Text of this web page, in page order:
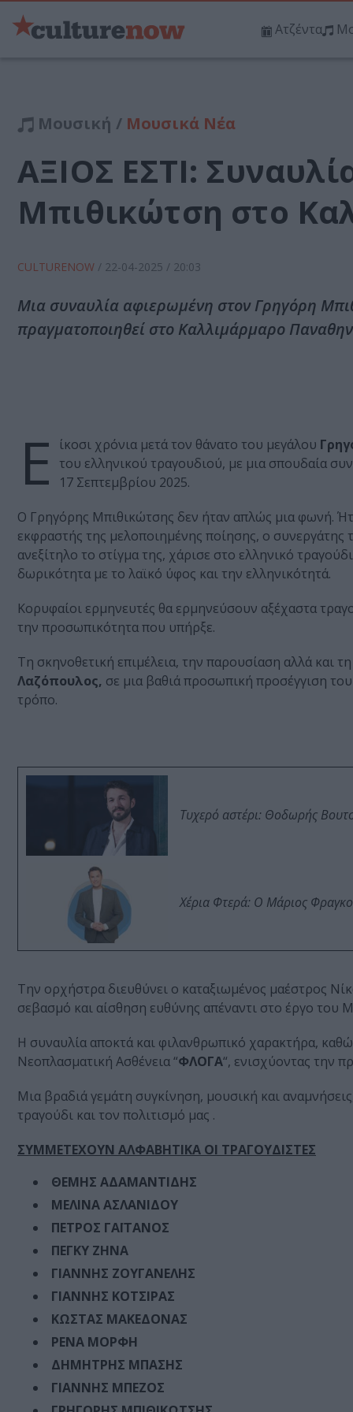
Ατζέντα
Μουσική / Μουσικά Νέα
ΑΞΙΟΣ ΕΣΤΙ:
Μπιθικώτση στο
CULTURENOW / 22-04-2025 / 20:03
Μια συναυλία αφιερωμένη στον Γρηγόρη
πραγματοποιηθεί στο Καλλιμάρμαρο
Ε ίκοσι χρόνια μετά τον θάνατο του μεγάλου
του ελληνικού τραγουδιού, με μια σπουδαία
17 Σεπτεμβρίου 2025.
Ο Γρηγόρης Μπιθικώτσης δεν ήταν απλώς μια φωνή.
εκφραστής της μελοποιημένης ποίησης, ο
ανεξίτηλο το στίγμα της, χάρισε στο ελληνικό
δωρικότητα με το λαϊκό ύφος και την ελληνικότητά.
Κορυφαίοι ερμηνευτές θα ερμηνεύσουν αξέχαστα
την προσωπικότητα που υπήρξε.
Τη σκηνοθετική επιμέλεια, την παρουσίαση αλλά και
Λαζόπουλος, σε μια βαθιά προσωπική προσέγγιση
τρόπο.
Τυχερό αστέρι: Θοδωρής
Χέρια Φτερά: Ο Μάριος
Την ορχήστρα διευθύνει ο καταξιωμένος μαέστρος
σεβασμό και αίσθηση ευθύνης απέναντι στο έργο
Η συναυλία αποκτά και φιλανθρωπικό χαρακτήρα,
Νεοπλασματική Ασθένεια “ΦΛΟΓΑ“, ενισχύοντας την
Μια βραδιά γεμάτη συγκίνηση, μουσική και
τραγούδι και τον πολιτισμό μας .
ΣΥΜΜΕΤΕΧΟΥΝ ΑΛΦΑΒΗΤΙΚΑ ΟΙ ΤΡΑΓΟΥΔΙΣΤΕΣ
ΘΕΜΗΣ ΑΔΑΜΑΝΤΙΔΗΣ
ΜΕΛΙΝΑ ΑΣΛΑΝΙΔΟΥ
ΠΕΤΡΟΣ ΓΑΪΤΑΝΟΣ
ΠΕΓΚΥ ΖΗΝΑ
ΓΙΑΝΝΗΣ ΖΟΥΓΑΝΕΛΗΣ
ΓΙΑΝΝΗΣ ΚΟΤΣΙΡΑΣ
ΚΩΣΤΑΣ ΜΑΚΕΔΟΝΑΣ
ΡΕΝΑ ΜΟΡΦΗ
ΔΗΜΗΤΡΗΣ ΜΠΑΣΗΣ
ΓΙΑΝΝΗΣ ΜΠΕΖΟΣ